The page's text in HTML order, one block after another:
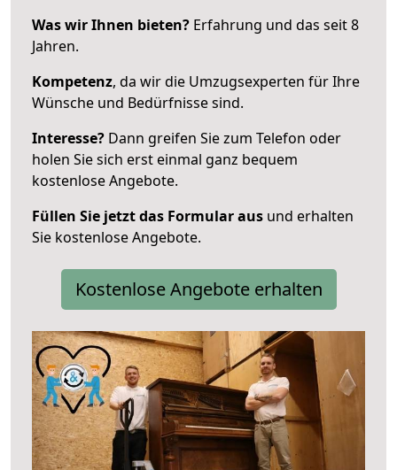
Was wir Ihnen bieten? Erfahrung und das seit 8
Jahren.
Kompetenz, da wir die Umzugsexperten für Ihre
Wünsche und Bedürfnisse sind.
Interesse? Dann greifen Sie zum Telefon oder
holen Sie sich erst einmal ganz bequem
kostenlose Angebote.
Füllen Sie jetzt das Formular aus und erhalten
Sie kostenlose Angebote.
Kostenlose Angebote erhalten